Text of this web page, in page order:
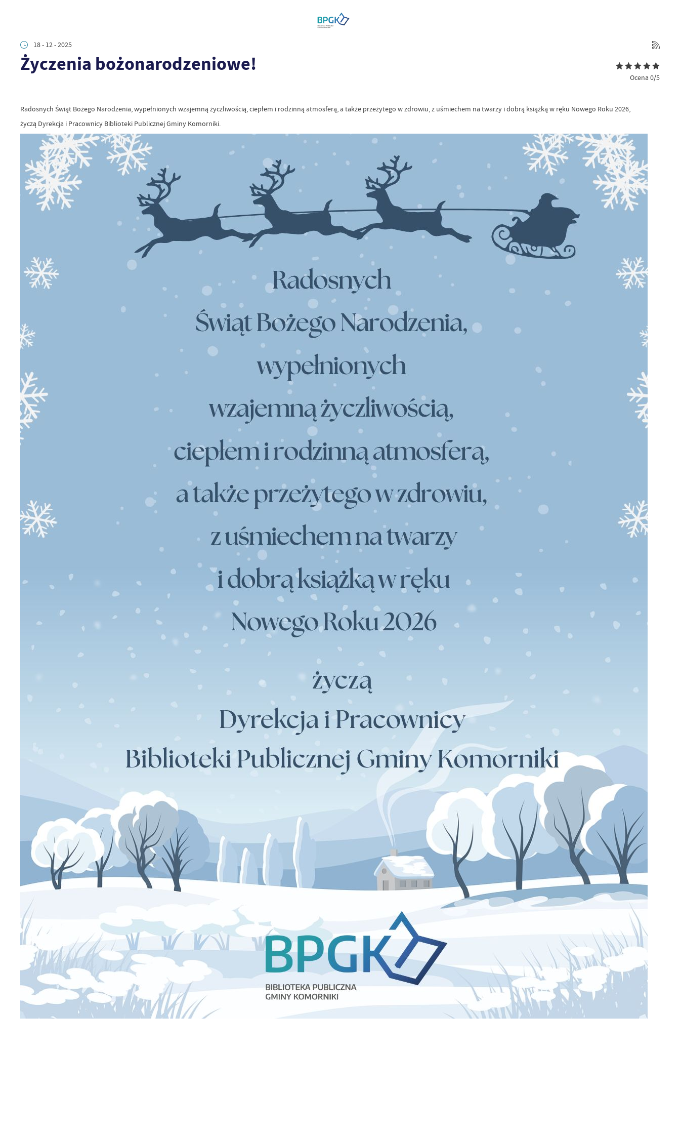
18 - 12 - 2025
Życzenia bożonarodzeniowe!
Ocena 0/5
Radosnych Świąt Bożego Narodzenia, wypełnionych wzajemną życzliwością, ciepłem i rodzinną atmosferą, a także przeżytego w zdrowiu, z uśmiechem na twarzy i dobrą książką w ręku Nowego Roku 2026,
życzą Dyrekcja i Pracownicy Biblioteki Publicznej Gminy Komorniki.